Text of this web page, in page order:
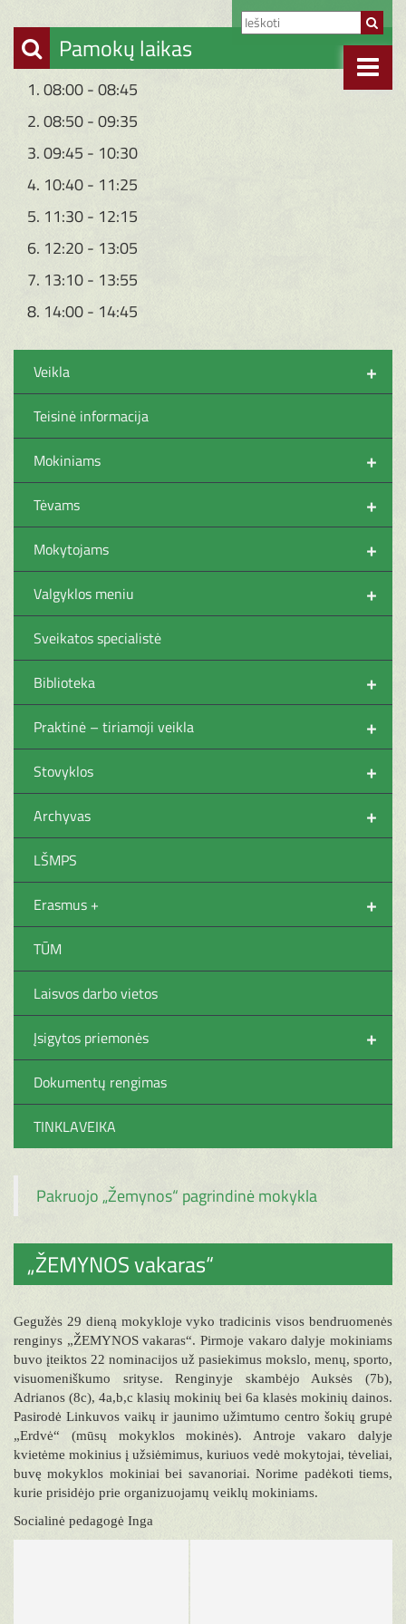
Pamokų laikas
1. 08:00 - 08:45
2. 08:50 - 09:35
3. 09:45 - 10:30
4. 10:40 - 11:25
5. 11:30 - 12:15
6. 12:20 - 13:05
7. 13:10 - 13:55
8. 14:00 - 14:45
+
Veikla
Teisinė informacija
+
Mokiniams
+
Tėvams
+
Mokytojams
+
Valgyklos meniu
Sveikatos specialistė
+
Biblioteka
+
Praktinė – tiriamoji veikla
+
Stovyklos
+
Archyvas
LŠMPS
+
Erasmus +
TŪM
Laisvos darbo vietos
+
Įsigytos priemonės
Dokumentų rengimas
TINKLAVEIKA
Pakruojo „Žemynos“ pagrindinė mokykla
„ŽEMYNOS vakaras“
Gegužės 29 dieną mokykloje vyko tradicinis visos bendruomenės
renginys „ŽEMYNOS vakaras“. Pirmoje vakaro dalyje mokiniams
buvo įteiktos 22 nominacijos už pasiekimus mokslo, menų, sporto,
visuomeniškumo srityse. Renginyje skambėjo Auksės (7b),
Adrianos (8c), 4a,b,c klasių mokinių bei 6a klasės mokinių dainos.
Pasirodė Linkuvos vaikų ir jaunimo užimtumo centro šokių grupė
„Erdvė“ (mūsų mokyklos mokinės). Antroje vakaro dalyje
kvietėme mokinius į užsiėmimus, kuriuos vedė mokytojai, tėveliai,
buvę mokyklos mokiniai bei savanoriai. Norime padėkoti tiems,
kurie prisidėjo prie organizuojamų veiklų mokiniams.
Socialinė pedagogė Inga